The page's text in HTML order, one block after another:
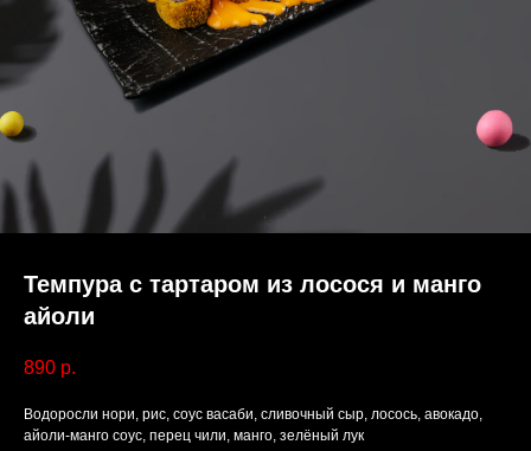
Темпура с тартаром из лосося и манго
айоли
890 р.
Водоросли нори, рис, соус васаби, сливочный сыр, лосось, авокадо,
айоли-манго соус, перец чили, манго, зелёный лук